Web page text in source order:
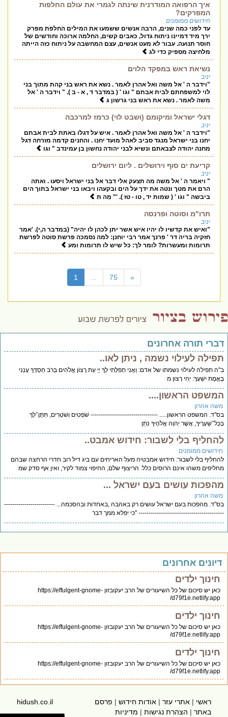
איך הרפואה המודרנית שינתה לגמרי את עולם החלפות
המפרקים?
חידושים ממומנים
עד לפני כמה שנים, הרבה אנשים ששמעו את המילים החלפת מפרק
ירך מיד דמיינו ניתוח גדול, כאבים קשים, החלמה ארוכה וחודשים של
חוסר תנועה. עבור לא מעט אנשים, עצם המחשבה על ניתוח כזה הייתה
מלחיצה מספיק כדי לג
נשיאת ראש במפקד הלוים
יניב
"וידבר ה ' אל משה ואל אהרן לאמר . נשא את ראש בני קהת מתוך בני
לוי למשפחתם לבית אבתם " וגו ' ( במדבר ד , א - ב ). " וידבר ה ' אל
משה לאמר . נשא את ראש בני גרשון ג
דגלי ישראל ומיקומם (ושבט לוי) כרמז למרכבה
יניב
"וידבר ה ' אל משה ואל אהרן לאמר . איש על דגלו באתת לבית אבתם
יחנו בני ישראל מנגד סביב לאהל מועד יחנו . והחנים קדמה מזרחה דגל
מחנה יהודה לצבאתם ונשיא לבני יהודה נחשון בן עמינדב " וגו
קריעת ים סוף וירושלים . ליום ירושלים
יניב
" ויאמר ה ' אל משה מה תצעק אלי דבר אל בני ישראל ויסעו . ואתה
הרם את מטך ונטה את ידך על הים ובקעהו ויבאו בני ישראל בתוך הים
ביבשה " וגו ' ( שמות יד , טו - טז ). '" מַה תִּ
תרו"מ וסוטה ופרנסה
יניב
"ואיש את קדשיו לו יהיו איש אשר יתן לכהן לו יהיה" (במדבר ה,י). 'אמר
חזקיה בריה דר ' פרנך אמר רבי יוחנן: למה נסמכה פרשת סוטה לפרשת
תרומות ומעשרות? לומר לך: כל שיש לו תרומות ומע
1 75 «
דברי תורה אחרונים
תפילה לעילוי נשמה , ניתן לאו..
ב"ה תפילה לעילוי נשמתו של אדם: וַאֲנִי תְפִלָּתִי לְךָ יְיָ עֵת רָצוֹן אֱלֹהִים בְּרֹב חַסְדֶּךָ עֲנֵנִי
בֶּאֱמֶת יִשְׁעֶךָ: יְהִי רָצון מ
המשפט הראשון....
משה אהרון
בס"ד. המשפט הראשון..... --------------------------------- שֹׁפְטִים וְשֹׁטְרִים, תִּתֶּן־לְךָ
בְּכָל־שְׁעָרֶיךָ, אֲשֶׁר יְהוָה אֱלֹהֶיךָ נֹתֵן
להחליף בלי לשבור: חידוש אמבט..
חידושים ממומנים
להחליף בלי לשבור: חידוש אמבטיה מעל האריחים עם ביג דיל רוב חדרי הרחצה שבהם
מחליפים משהו אינם הרוסים כלל. הריצוף שלם, החיפוי צמוד לקיר, ואין אף סדק שמ
מהפכות עושים בעם ישראל ...
משה אהרון
בס"ד. מהפכות בעם ישראל עושים רק באהבה ,באחדות ובהסכמה... -------------------------
------------------------------------------ "כי יפלא ממך דבר
דיונים אחרונים
חינוך ילדים
כאן יש סיכום של כל השיעורים של הרב יעקובזון https://effulgent-gnome-
d79f1e.netlify.app/
חינוך ילדים
כאן יש סיכום של כל השיעורים של הרב יעקובזון https://effulgent-gnome-
d79f1e.netlify.app/
חינוך ילדים
כאן יש סיכום של כל השיעורים של הרב יעקובזון https://effulgent-gnome-
d79f1e.netlify.app/
ראשי | אתרי עזר | אודות חידוש | פרסם
באתר | הצהרת נגישות | מדיניות
hidush.co.il